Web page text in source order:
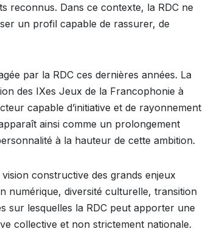
reconnus. Dans ce contexte, la RDC ne
un profil capable de rassurer, de
par la RDC ces dernières années. La
des IXes Jeux de la Francophonie à
capable d’initiative et de rayonnement
ainsi comme un prolongement
à la hauteur de cette ambition.
constructive des grands enjeux
numérique, diversité culturelle, transition
sur lesquelles la RDC peut apporter une
collective et non strictement nationale.